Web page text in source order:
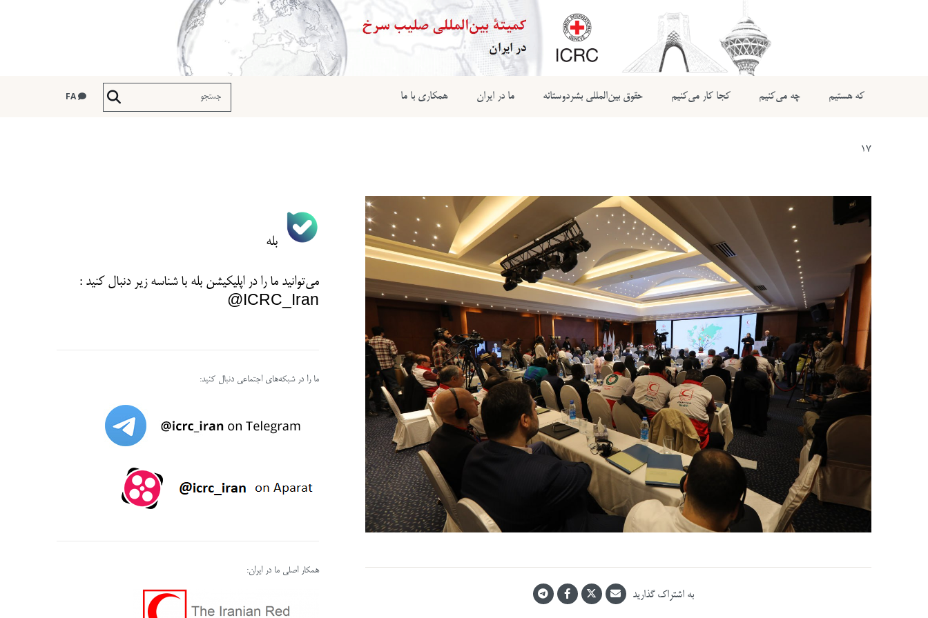
که هستیم چه می‌کنیم کجا کار می‌کنیم حقوق بین‌المللی بشردوستانه ما در ایران همکاری با ما
17
به اشتراک گذارید
بله
می‌توانید ما را در اپلیکیشن بله با شناسه زیردنبال کنید :
ICRC_Iran@
ما را در شبکه‌های اجتماعی دنبال کنید:
همکار اصلی ما در ایران: